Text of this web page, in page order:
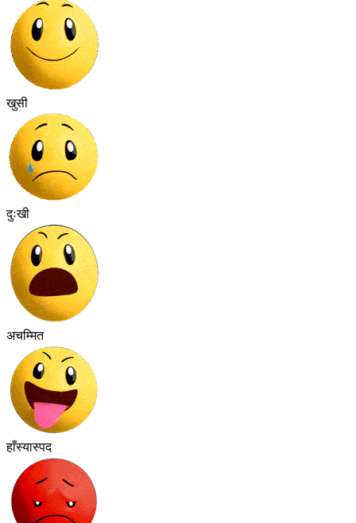
खुसी
दुःखी
अचम्मित
हाँस्यास्पद